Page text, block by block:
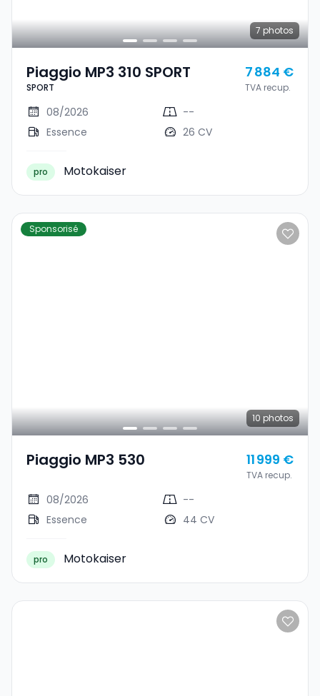
7 photos
Piaggio MP3 310 SPORT
SPORT
7 884 €
TVA recup.
08/2026
--
Essence
26 CV
pro Motokaiser
Sponsorisé
10 photos
Piaggio MP3 530 11 999 €
TVA recup.
08/2026
--
Essence
44 CV
pro Motokaiser